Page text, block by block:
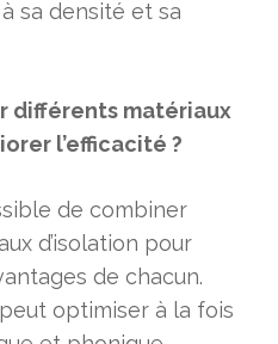
sa densité et sa
différents matériaux
l’efficacité ?
de combiner
d’isolation pour
de chacun.
optimiser à la fois